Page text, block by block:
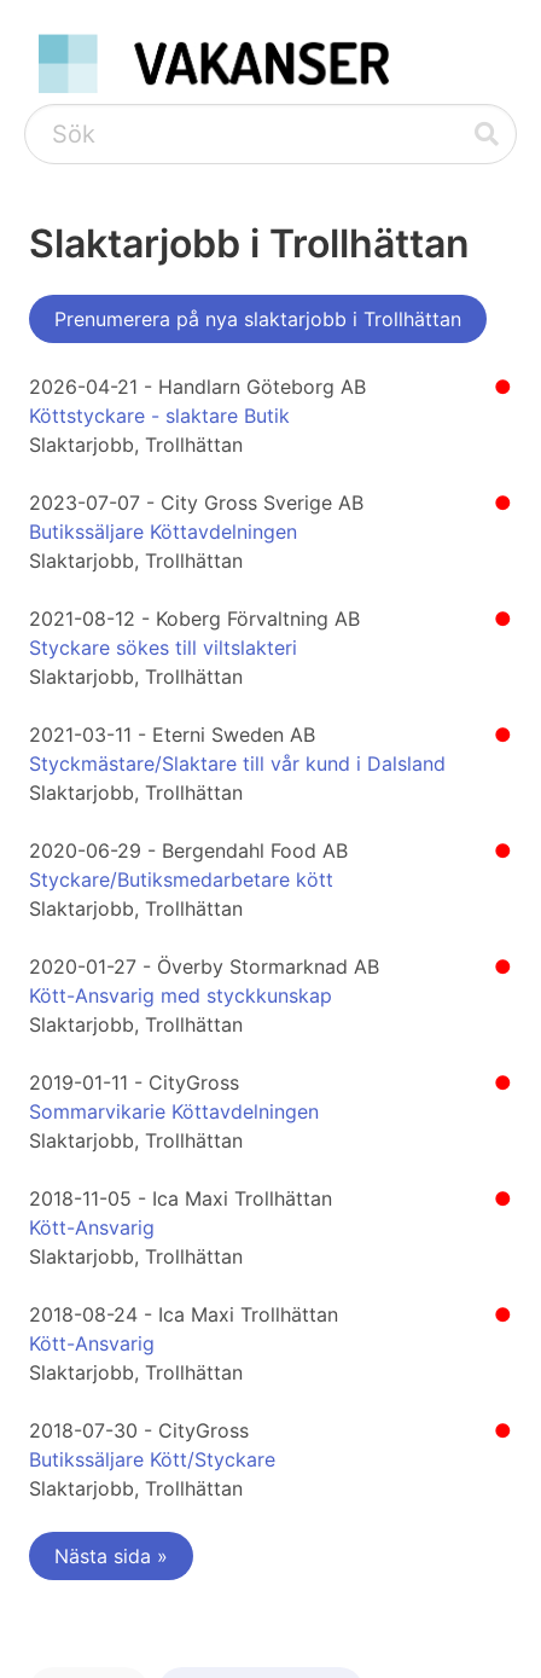
Slaktarjobb i Trollhättan
Prenumerera på nya slaktarjobb i Trollhättan
●
2026-04-21 - Handlarn Göteborg AB
Köttstyckare - slaktare Butik
Slaktarjobb, Trollhättan
●
2023-07-07 - City Gross Sverige AB
Butikssäljare Köttavdelningen
Slaktarjobb, Trollhättan
●
2021-08-12 - Koberg Förvaltning AB
Styckare sökes till viltslakteri
Slaktarjobb, Trollhättan
●
2021-03-11 - Eterni Sweden AB
Styckmästare/Slaktare till vår kund i Dalsland
Slaktarjobb, Trollhättan
●
2020-06-29 - Bergendahl Food AB
Styckare/Butiksmedarbetare kött
Slaktarjobb, Trollhättan
●
2020-01-27 - Överby Stormarknad AB
Kött-Ansvarig med styckkunskap
Slaktarjobb, Trollhättan
●
2019-01-11 - CityGross
Sommarvikarie Köttavdelningen
Slaktarjobb, Trollhättan
●
2018-11-05 - Ica Maxi Trollhättan
Kött-Ansvarig
Slaktarjobb, Trollhättan
●
2018-08-24 - Ica Maxi Trollhättan
Kött-Ansvarig
Slaktarjobb, Trollhättan
●
2018-07-30 - CityGross
Butikssäljare Kött/Styckare
Slaktarjobb, Trollhättan
Nästa sida »